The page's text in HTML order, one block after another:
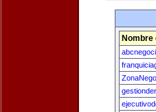
Nombre